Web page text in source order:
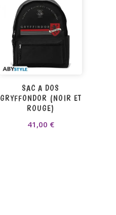
SAC A DOS
GRYFFONDOR (NOIR ET
ROUGE)
41,00 €